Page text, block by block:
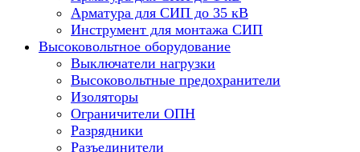
Арматура для СИП до 35 кВ
Инструмент для монтажа СИП
Высоковольтное оборудование
Выключатели нагрузки
Высоковольтные предохранители
Изоляторы
Ограничители ОПН
Разрядники
Разъединители